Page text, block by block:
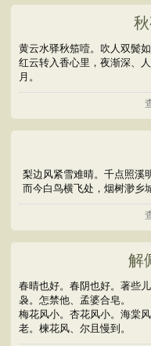
黄云水驿秋笳噎。吹人双鬓
红云转入香心里，夜渐深、
月。
梨边风紧雪难晴。千点照溪
而今白鸟横飞处，烟树渺乡
解
春晴也好。春阴也好。著些
袅。怎禁他、孟婆合皂。
梅花风小。杏花风小。海棠
老。楝花风、尔且慢到。